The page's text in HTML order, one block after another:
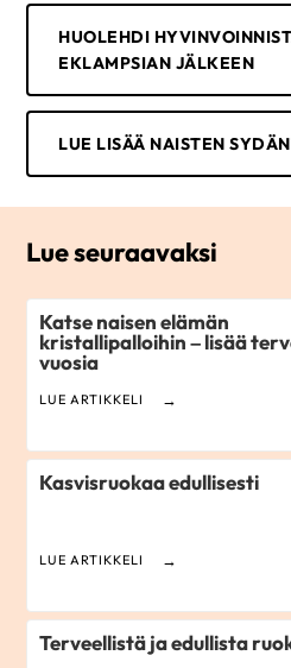
HUOLEHDI
EKLAMPSIAN JÄLKEEN
LUE LISÄÄ NAISTEN
Lue seuraavaksi
Katse naisen elämän
kristallipalloihin – lisää
vuosia
LUE ARTIKKELI
Kasvisruokaa edullisesti
LUE ARTIKKELI
Terveellistä ja edullista